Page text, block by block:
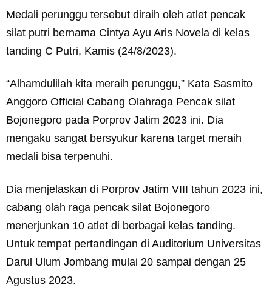
Medali perunggu tersebut diraih oleh atlet pencak
silat putri bernama Cintya Ayu Aris Novela di kelas
tanding C Putri, Kamis (24/8/2023).
“Alhamdulilah kita meraih perunggu,” Kata Sasmito
Anggoro Official Cabang Olahraga Pencak silat
Bojonegoro pada Porprov Jatim 2023 ini. Dia
mengaku sangat bersyukur karena target meraih
medali bisa terpenuhi.
Dia menjelaskan di Porprov Jatim VIII tahun 2023 ini,
cabang olah raga pencak silat Bojonegoro
menerjunkan 10 atlet di berbagai kelas tanding.
Untuk tempat pertandingan di Auditorium Universitas
Darul Ulum Jombang mulai 20 sampai dengan 25
Agustus 2023.